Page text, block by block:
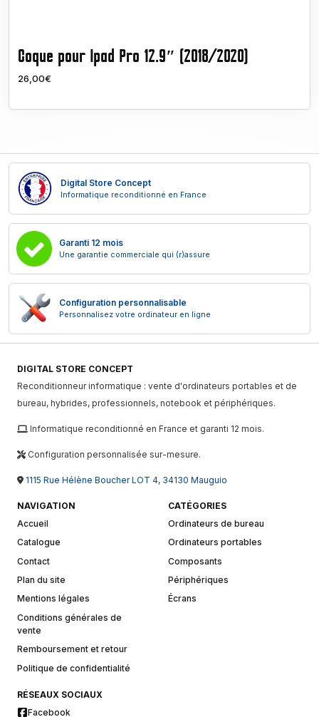
Coque pour Ipad Pro 12.9″ (2018/2020)
26,00€
Digital Store Concept
Informatique reconditionné en France
Garanti 12 mois
Une garantie commerciale qui (r)assure
Configuration personnalisable
Personnalisez votre ordinateur en ligne
DIGITAL STORE CONCEPT
Reconditionneur informatique : vente d'ordinateurs portables et de
bureau, hybrides, professionnels, notebook et périphériques.
Informatique reconditionné en France et garanti 12 mois.
Configuration personnalisée sur-mesure.
1115 Rue Hélène Boucher LOT 4, 34130 Mauguio
NAVIGATION
Accueil
Catalogue
Contact
Plan du site
Mentions légales
Conditions générales de
vente
Remboursement et retour
Politique de confidentialité
CATÉGORIES
Ordinateurs de bureau
Ordinateurs portables
Composants
Périphériques
Écrans
RÉSEAUX SOCIAUX
Facebook